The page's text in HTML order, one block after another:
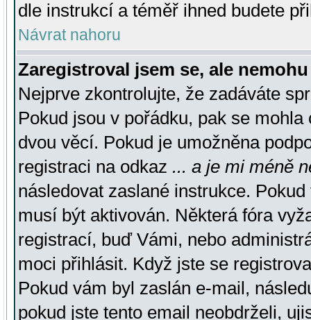
dle instrukcí a téměř ihned budete
Návrat nahoru
Zaregistroval jsem se, ale
Nejprve zkontrolujte, že zadáváte
Pokud jsou v pořádku, pak se
dvou věcí. Pokud je umožněna
registraci na odkaz ... a je mi méně
následovat zaslané instrukce.
musí být aktivován. Některá fóra
registrací, buď Vámi, nebo
moci přihlásit. Když jste se
Pokud vám byl zaslán e-mail,
pokud jste tento email neobdrželi,